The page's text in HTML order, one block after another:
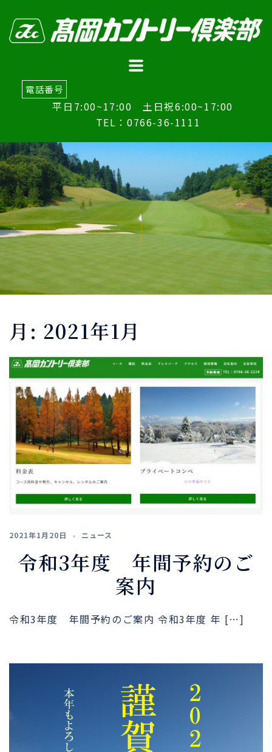
テ
プ
電話番号
平日7:00~17:00 土日祝6:00~17:00
TEL：0766-36-1111
月: 2021年1月
2021年1月20日 ニュース
令和3年度 年間予約のご
案内
令和3年度 年間予約のご案内 令和3年度 年 […]